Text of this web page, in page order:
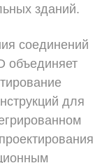
зданий.
соединений
объединяет
для